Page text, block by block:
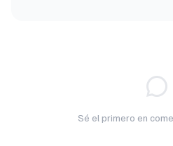
Sé el primero en